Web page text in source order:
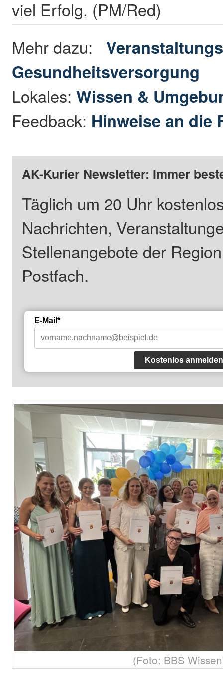
viel Erfolg. (PM/Red)
Mehr dazu:
Gesundheitsversorgung
Lokales:Wissen &
Feedback: Hinweise an die
AK-Kurier Newsletter: Immer
Täglich um 20 Uhr
Nachrichten,
Stellenangebote der
Postfach.
E-Mail*
Kostenlos anmelden
(Foto: BBS